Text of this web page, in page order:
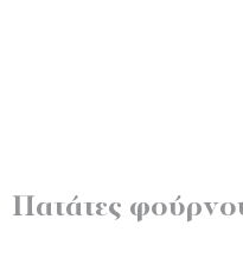
Πατάτες